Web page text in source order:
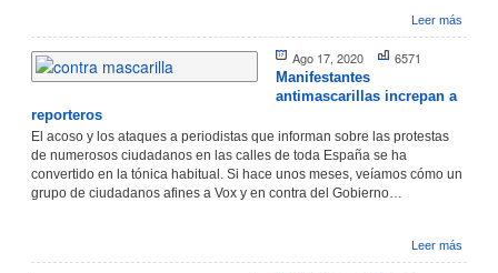
Leer más
Ago 17, 2020 6571
Manifestantes
antimascarillas increpan a
reporteros
El acoso y los ataques a periodistas que informan sobre las protestas
de numerosos ciudadanos en las calles de toda España se ha
convertido en la tónica habitual. Si hace unos meses, veíamos cómo un
grupo de ciudadanos afines a Vox y en contra del Gobierno…
Leer más